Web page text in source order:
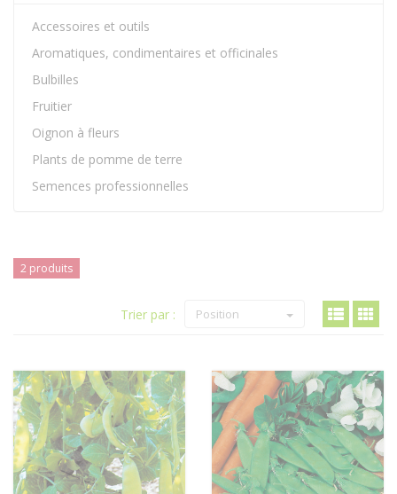
Accessoires et outils
Aromatiques, condimentaires et officinales
Bulbilles
Fruitier
Oignon à fleurs
Plants de pomme de terre
Semences professionnelles
2 produits
Trier par : Position